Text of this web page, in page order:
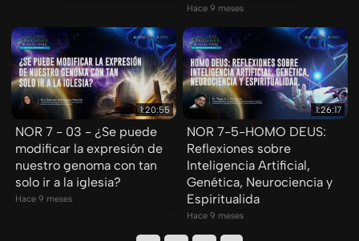
Hace 9 meses
1:20:55
NOR 7 - 03 - ¿Se puede
modificar la expresión de
nuestro genoma con tan
solo ir a la iglesia?
Hace 9 meses
1:26:17
NOR 7-5-HOMO DEUS:
Reflexiones sobre
Inteligencia Artificial,
Genética, Neurociencia y
Espiritualida
Hace 9 meses